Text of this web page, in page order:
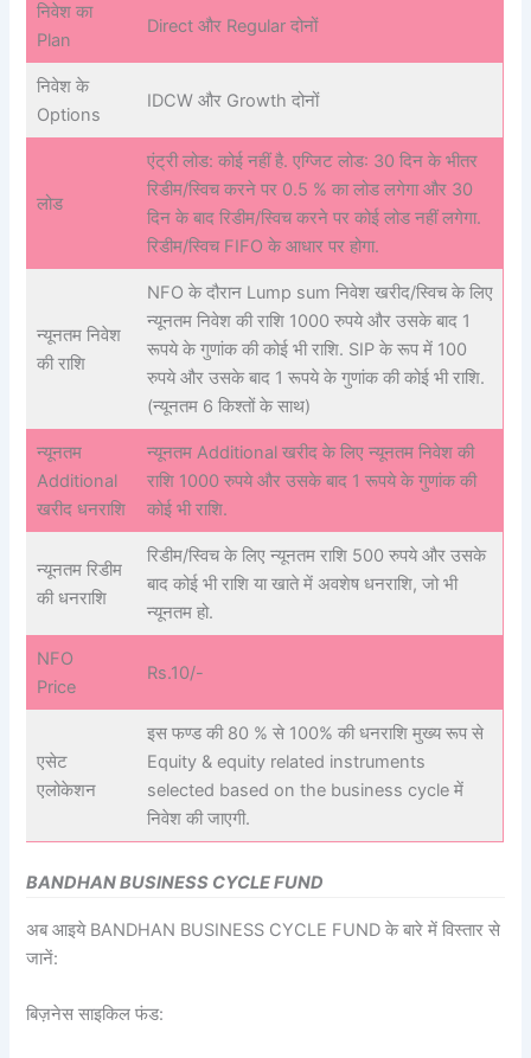
निवेश का
Plan
Direct और Regular दोनों
निवेश के
Options
IDCW और Growth दोनों
लोड
एंट्री लोड: कोई नहीं है. एग्जिट लोड: 30 दिन के भीतर
रिडीम/स्विच करने पर 0.5 % का लोड लगेगा और 30
दिन के बाद रिडीम/स्विच करने पर कोई लोड नहीं लगेगा.
रिडीम/स्विच FIFO के आधार पर होगा.
न्यूनतम निवेश
की राशि
NFO के दौरान Lump sum निवेश खरीद/स्विच के लिए
न्यूनतम निवेश की राशि 1000 रुपये और उसके बाद 1
रूपये के गुणांक की कोई भी राशि. SIP के रूप में 100
रुपये और उसके बाद 1 रूपये के गुणांक की कोई भी राशि.
(न्यूनतम 6 किश्तों के साथ)
न्यूनतम
Additional
खरीद धनराशि
न्यूनतम Additional खरीद के लिए न्यूनतम निवेश की
राशि 1000 रुपये और उसके बाद 1 रूपये के गुणांक की
कोई भी राशि.
न्यूनतम रिडीम
की धनराशि
रिडीम/स्विच के लिए न्यूनतम राशि 500 रुपये और उसके
बाद कोई भी राशि या खाते में अवशेष धनराशि, जो भी
न्यूनतम हो.
NFO
Price
Rs.10/-
एसेट
एलोकेशन
इस फण्ड की 80 % से 100% की धनराशि मुख्य रूप से
Equity & equity related instruments
selected based on the business cycle में
निवेश की जाएगी.
BANDHAN BUSINESS CYCLE FUND
अब आइये BANDHAN BUSINESS CYCLE FUND के बारे में विस्तार से
जानें:
बिज़नेस साइकिल फंड: